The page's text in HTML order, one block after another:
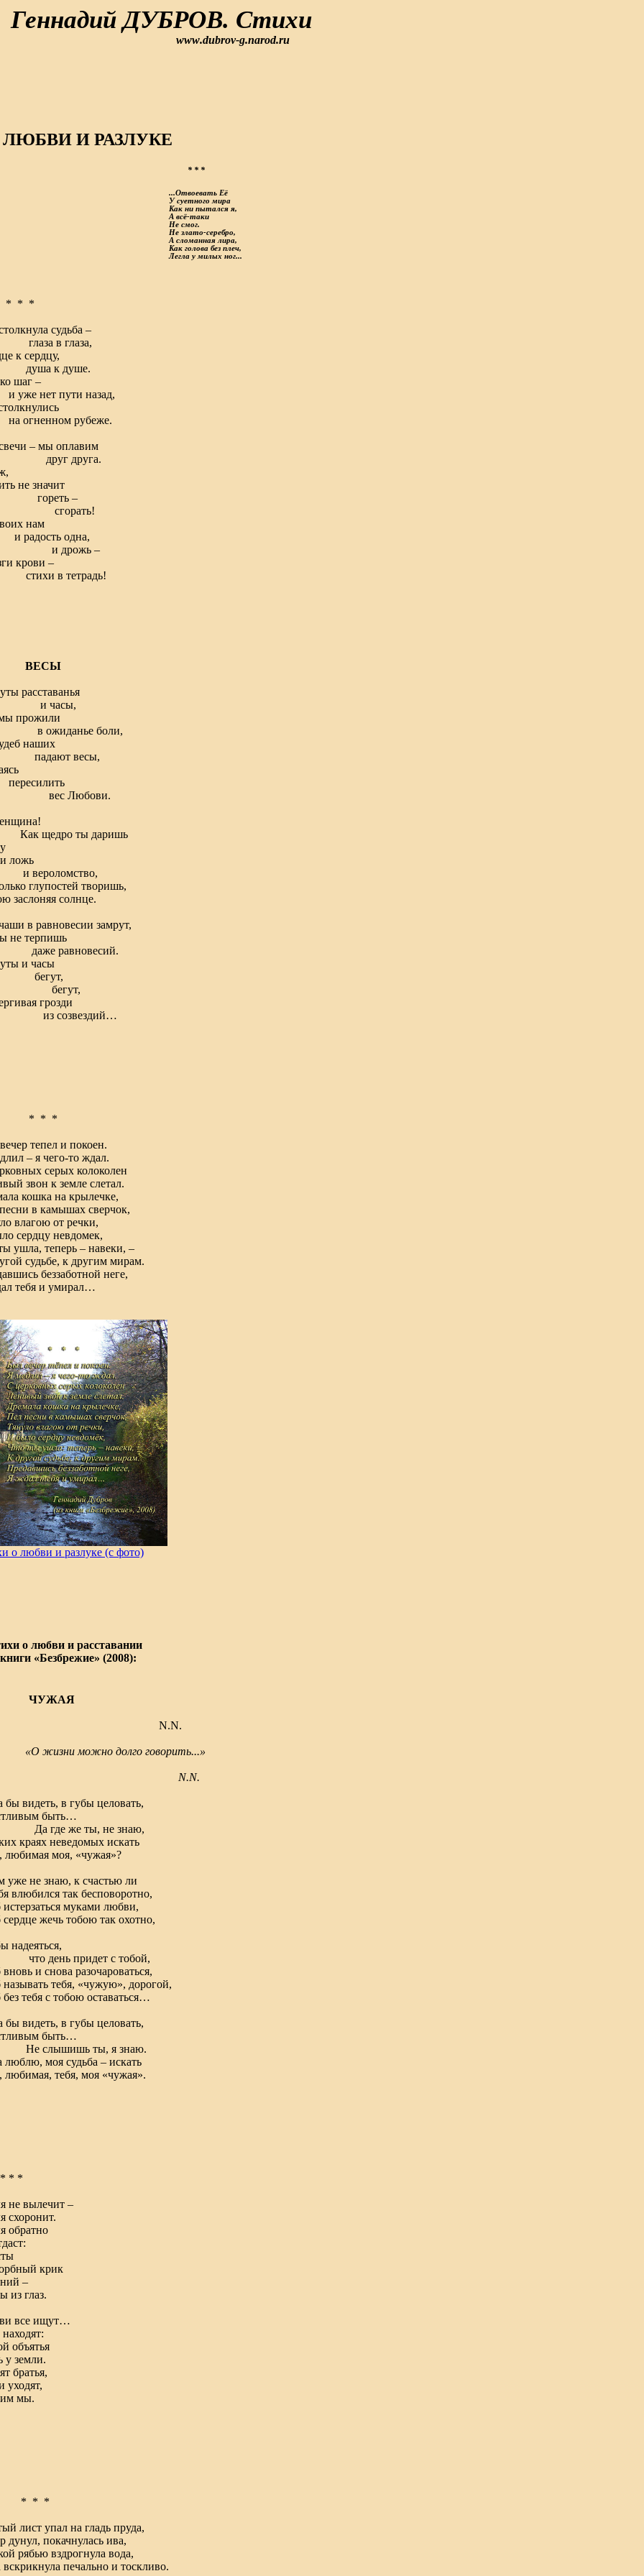
Геннадий ДУБРОВ. Стихи
www.dubrov-g.narod.ru
И РАЗЛУКЕ
* * *
...Отвоевать Её
У суетного мира
Как ни пытался я,
А всё-таки
Не смог.
Не злато-серебро,
А сломанная лира,
Как голова без плеч,
Легла у милых ног...
*
судьба –
в глаза,
к сердцу,
к душе.
шаг –
нет пути назад,
рубеже.
– мы оплавим
друга.
не значит
–
нам
одна,
–
крови –
в тетрадь!
ВЕСЫ
расставанья
прожили
боли,
наших
весы,
Любови.
щедро ты даришь
глупостей творишь,
заслоняя солнце.
в равновесии замрут,
не терпишь
равновесий.
и часы
грозди
созвездий…
* * *
тепел и покоен.
– я чего-то ждал.
серых колоколен
звон к земле слетал.
кошка на крылечке,
в камышах сверчок,
влагою от речки,
сердцу невдомек,
ушла, теперь – навеки, –
судьбе, к другим мирам.
беззаботной неге,
тебя и умирал…
о любви и разлуке (с фото)
о любви и расставании
«Безбрежие» (2008):
N.N.
«О жизни можно долго говорить...»
N.N.
бы видеть, в губы целовать,
быть…
же ты, не знаю,
краях неведомых искать
любимая моя, «чужая»?
уже не знаю, к счастью ли
влюбился так бесповоротно,
истерзаться муками любви,
сердце жечь тобою так охотно,
надеяться,
день придет с тобой,
и снова разочароваться,
называть тебя, «чужую», дорогой,
без тебя с тобою оставаться…
бы видеть, в губы целовать,
быть…
ты, я знаю.
люблю, моя судьба – искать
любимая, тебя, моя «чужая».
* * *
не вылечит –
схоронит.
обратно
крик
–
из глаз.
все ищут…
объятья
у земли.
братья,
уходят,
мы.
*
лист упал на гладь пруда,
дунул, покачнулась ива,
рябью вздрогнула вода,
вскрикнула печально и тоскливо.